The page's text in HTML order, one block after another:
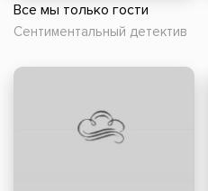
Все мы только гости
Сентиментальный детектив